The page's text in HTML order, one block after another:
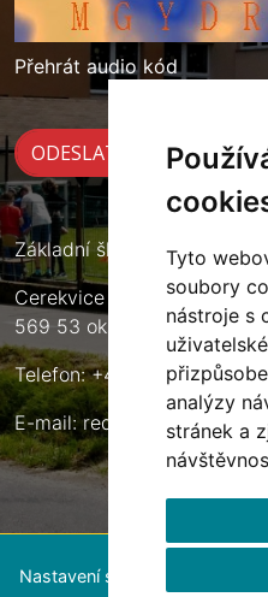
Tyto
soubory
nástroje s
analýzy
stránek a
Přehrát audio kód
Základní škola Cerekvice
Cerekvice nad Loučnou 135
569 53 okres Svitavy
Telefon: +420 461 633 140
E-mail:
Nastavení souborů cookie